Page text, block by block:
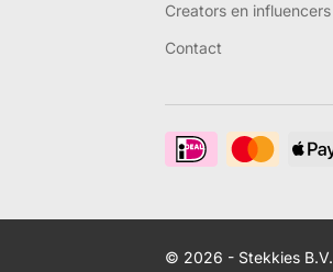
Creators en influencers
Contact
© 2026 - Stekkies B.V.